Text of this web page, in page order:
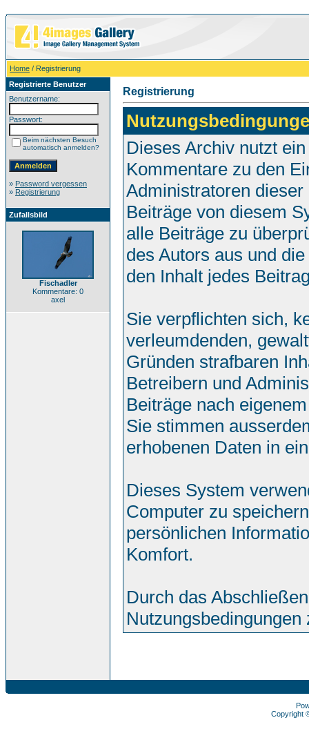
Home / Registrierung
Registrierte Benutzer
Benutzername:
Passwort:
Beim nächsten Besuch
automatisch anmelden?
» Password vergessen
» Registrierung
Zufallsbild
Fischadler
Kommentare: 0
axel
Registrierung
Dieses Archiv nutzt
Kommentare zu den
Administratoren
Beiträge von diesem
alle Beiträge zu
des Autors aus und
den Inhalt jedes
Sie verpflichten sich,
verleumdenden,
Gründen strafbaren
Betreibern und
Beiträge nach
Sie stimmen
erhobenen Daten in
Dieses System
Computer zu
persönlichen
Komfort.
Durch das
Nutzungsbedingungen
Copyright